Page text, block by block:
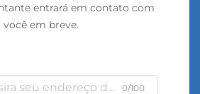
entrará em contato com
você em breve.
0/100